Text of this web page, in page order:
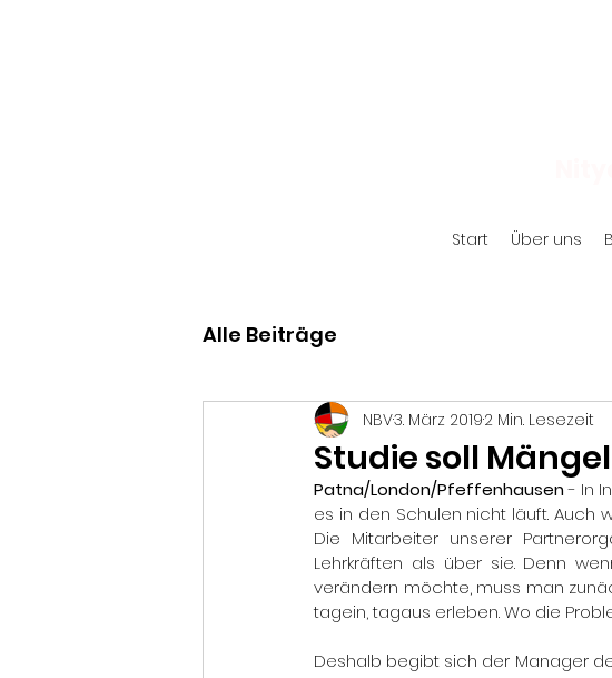
Start Über uns
Alle Beiträge
Studie soll
NBV3. März 20192 Min. Lesezeit
Patna/London/Pfeffenhausen - In
es in den Schulen nicht läuft. Auch
Die Mitarbeiter unserer
Lehrkräften als über sie. Denn
verändern möchte, muss man
tagein, tagaus erleben. Wo die
Deshalb begibt sich der Manager